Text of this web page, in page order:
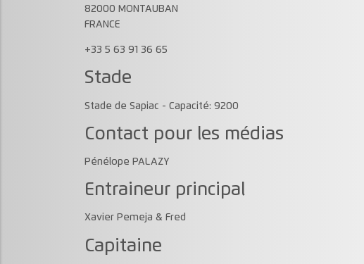
82000 MONTAUBAN
FRANCE
+33 5 63 91 36 65
Stade
Stade de Sapiac - Capacité: 9200
Contact pour les médias
Pénélope PALAZY
Entraineur principal
Xavier Pemeja & Fred
Capitaine